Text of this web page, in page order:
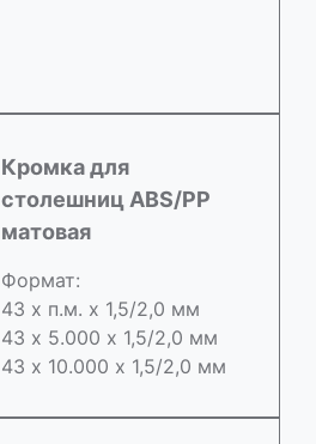
Кромка для
столешниц ABS/РР
матовая
Формат:
43 х п.м. х 1,5/2,0 мм
43 х 5.000 х 1,5/2,0 мм
43 х 10.000 х 1,5/2,0 мм